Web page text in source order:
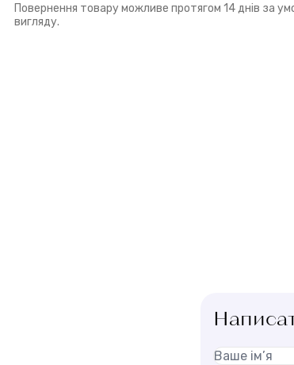
Повернення товару можливе протягом 14 днів за
вигляду.